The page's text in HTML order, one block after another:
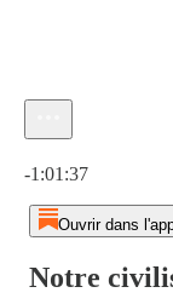
-1:01:37
Ouvrir dans
Notre